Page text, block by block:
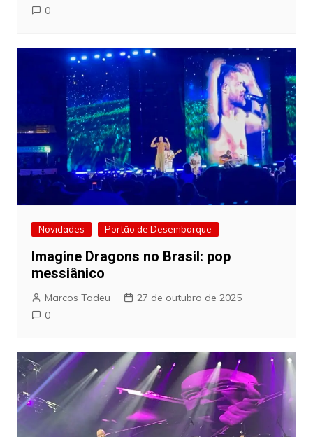
0
Novidades Portão de Desembarque
Imagine Dragons no Brasil: pop
messiânico
Marcos Tadeu
27 de outubro de 2025
0